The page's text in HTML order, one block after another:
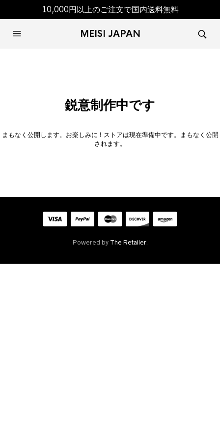
10,000円以上のご注文で国内送料無料
MEISI JAPAN
鋭意制作中です
まもなく公開します。お楽しみに ! ストアは現在準備中です。まもなく公開
されます。
Powered by The Retailer.